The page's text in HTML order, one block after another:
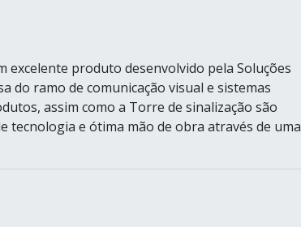
excelente produto desenvolvido pela Soluções
do ramo de comunicação visual e sistemas
assim como a Torre de sinalização são
tecnologia e ótima mão de obra através de uma